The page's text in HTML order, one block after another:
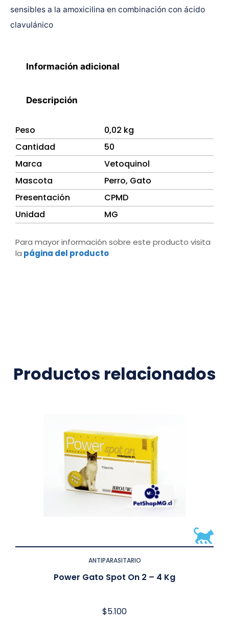
sensibles a la amoxicilina en combinación con ácido
clavulánico
Información adicional
Descripción
Peso
0,02 kg
Cantidad
50
Marca
Vetoquinol
Mascota
Perro, Gato
Presentación
CPMD
Unidad
MG
Para mayor información sobre este producto visita
la página del producto
Productos relacionados
ANTIPARASITARIO
Power Gato Spot On 2 – 4 Kg
$5.100